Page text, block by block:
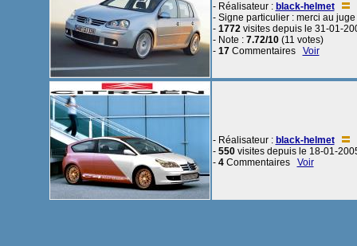
- Réalisateur : black-helmet
- Signe particulier : merci au
- 1772visites depuis le 31-01-
- Note : 7.72/10(11 votes)
- 17Commentaires Voir
- Réalisateur : black-helmet
- 550visites depuis le 18-01-
- 4Commentaires Voir